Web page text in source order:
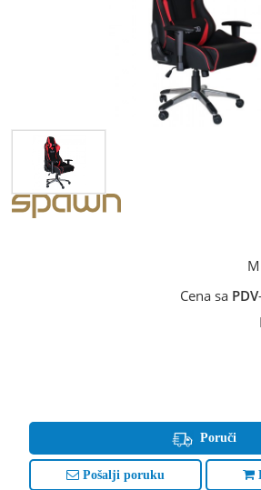
Cena sa PDV
Poruči
Pošalji poruku